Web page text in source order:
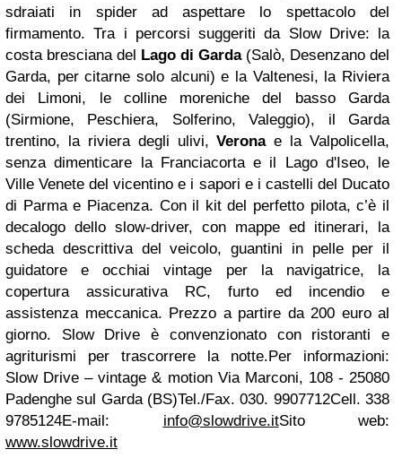
sdraiati in spider ad aspettare lo spettacolo del
firmamento.Tra i percorsi suggeriti da Slow Drive: la
costa bresciana del Lago di Garda(Salò, Desenzano del
Garda, per citarne solo alcuni) e la Valtenesi, la Riviera
dei Limoni, le colline moreniche del basso Garda
(Sirmione, Peschiera, Solferino, Valeggio), il Garda
trentino, la riviera degli ulivi,Veronae la Valpolicella,
senza dimenticare la Franciacorta e il Lago d'Iseo, le
Ville Venete del vicentino e i sapori e i castelli del Ducato
di Parma e Piacenza. Con il kit del perfetto pilota, c’è il
decalogo dello slow-driver, con mappe ed itinerari, la
scheda descrittiva del veicolo, guantini in pelle per il
guidatore e occhiai vintage per la navigatrice, la
copertura assicurativa RC, furto ed incendio e
assistenza meccanica. Prezzo a partire da 200 euro al
giorno. Slow Drive è convenzionato con ristoranti e
agriturismi per trascorrere la notte.Per informazioni:
Slow Drive – vintage & motion Via Marconi, 108 - 25080
Padenghe sul Garda (BS)Tel./Fax. 030. 9907712Cell. 338
9785124E-mail: info@slowdrive.itSito web:
www.slowdrive.it